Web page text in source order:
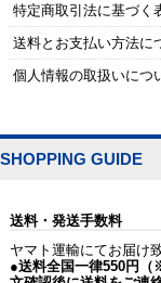
特定商取引法に基づく
送料とお支払い方法に
個人情報の取扱いにつ
SHOPPING GUIDE
送料・発送手数料
ヤマト運輸にてお届け
●送料全国一律550円